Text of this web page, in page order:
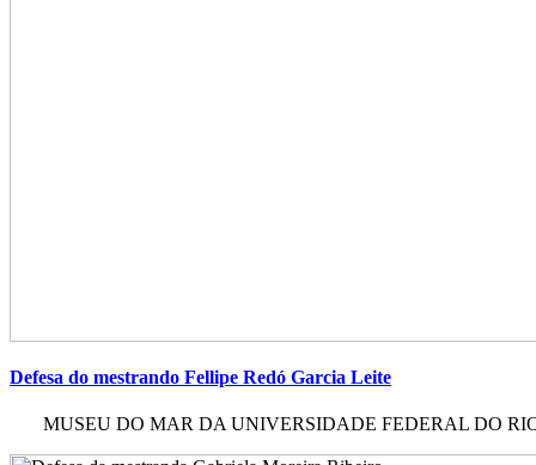
Defesa do mestrando Fellipe Redó Garcia Leite
MUSEU DO MAR DA UNIVERSIDADE FEDERAL DO